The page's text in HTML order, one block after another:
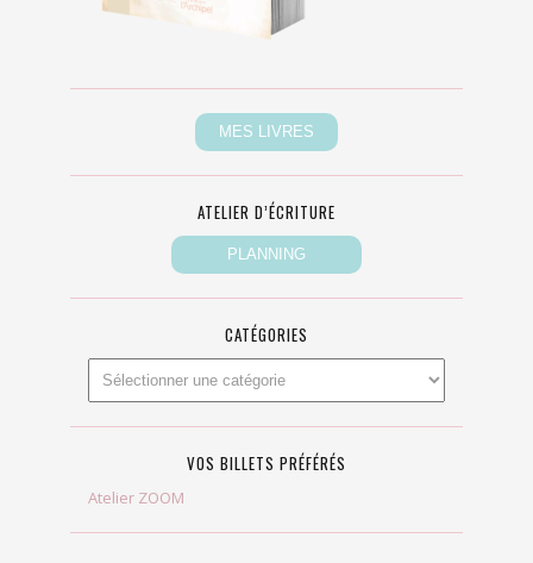
ATELIER D’ÉCRITURE
CATÉGORIES
VOS BILLETS PRÉFÉRÉS
Atelier ZOOM